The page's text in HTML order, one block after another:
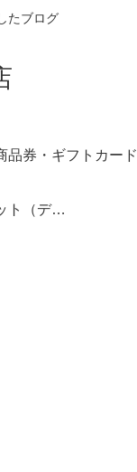
たブログ
品券・ギフトカード
レジャーチケット（ディズニー・USJ他）